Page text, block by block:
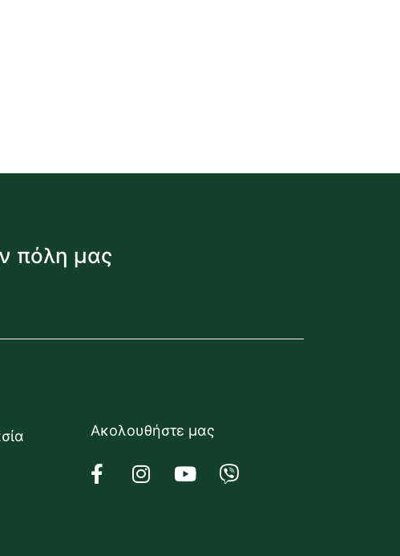
πόλη μας
Ακολουθήστε μας